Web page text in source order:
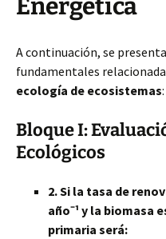
Energética
A continuación, se
fundamentales
ecología de ecosistemas:
Bloque I:
Ecológicos
2. Si la tasa de
año⁻¹ y la biomasa
primaria será: